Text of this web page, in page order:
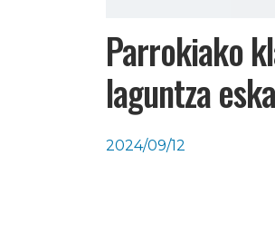
Parrokiako
laguntza
2024/09/12